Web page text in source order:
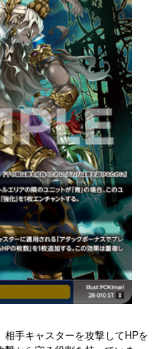
手キャスターを攻撃してHPを